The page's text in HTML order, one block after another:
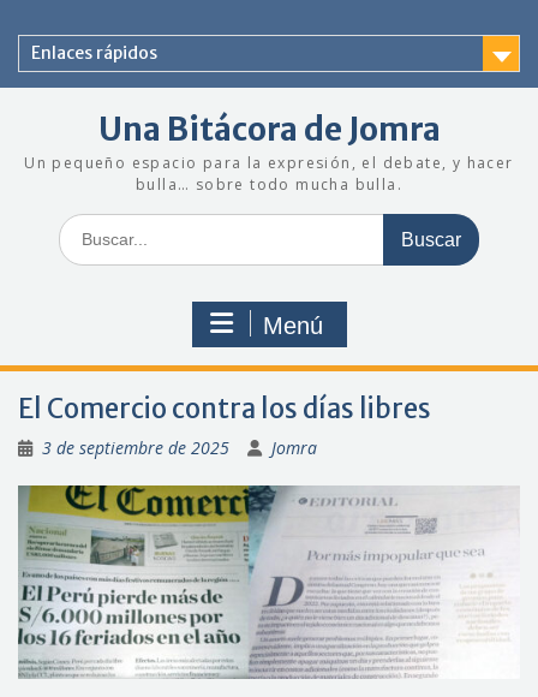
contenido
Enlaces rápidos
Una Bitácora de Jomra
Un pequeño espacio para la expresión, el debate, y hacer
bulla… sobre todo mucha bulla.
Buscar:
Menú
El Comercio contra los días libres
3 de septiembre de 2025 Jomra